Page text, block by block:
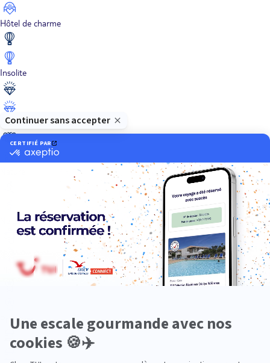
Hôtel de charme
Insolite
Luxe
Neige
Plongée
Premium